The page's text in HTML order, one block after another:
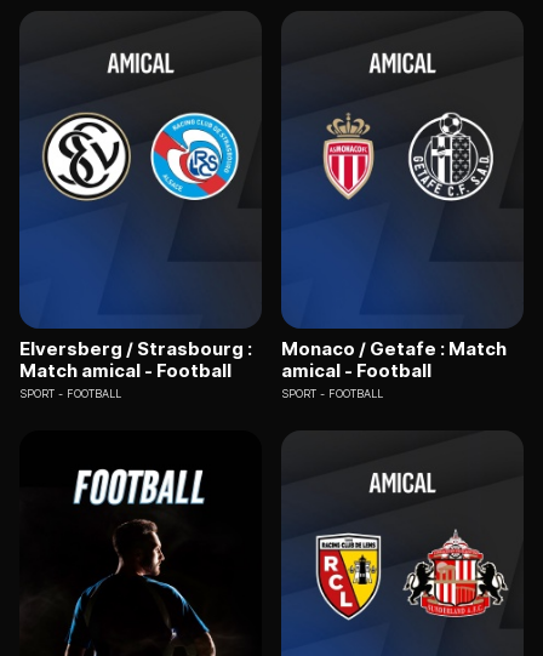
Elversberg / Strasbourg :
Match amical - Football
SPORT FOOTBALL
Monaco / Getafe : Match
amical - Football
SPORT FOOTBALL